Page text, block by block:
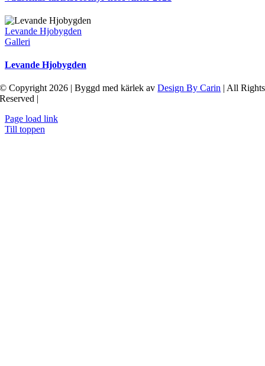
Levande Hjobygden
Galleri
Levande Hjobygden
© Copyright 2026 | Byggd med kärlek avDesign By Carin | All Rights
Reserved |
Page load link
Till toppen